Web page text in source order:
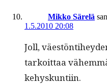
Mikko Särelä
1.5.2010 20:08
Joll,
tarkoit­taa
kehyskuntiin.